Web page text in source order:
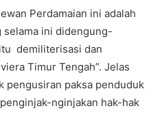
Perdamaian ini adalah
selama ini didengung-
demiliterisasi dan
Timur Tengah”. Jelas
pengusiran paksa penduduk
nginjakan hak-hak